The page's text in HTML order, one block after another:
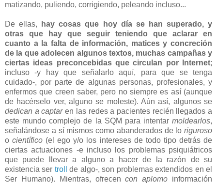
matizando, puliendo, corrigiendo, peleando incluso...
De ellas,
hay cosas que hoy día se han superado, y
otras que hay que seguir teniendo que aclarar en
cuanto a la falta de información, matices y concreción
de la que adolecen algunos textos, muchas campañas y
ciertas ideas preconcebidas que circulan por Internet;
incluso -y hay que señalarlo aquí, para que se tenga
cuidado-, por parte de algunas personas, profesionales, y
enfermos que creen saber, pero no siempre es así (aunque
de hacérselo ver, alguno se moleste). Aún así, algunos se
dedican a captaren las redes a pacientes recién llegados a
este mundo complejo de la SQM para intentar moldearlos,
señalándose a sí mismos como abanderados de lo riguroso
ocientífico (el ego y/o los intereses de todo tipo detrás de
ciertas actuaciones -e incluso los problemas psiquiátricos
que puede llevar a alguno a hacer de la razón de su
existencia ser troll
de algo-, son problemas extendidos en el
Ser Humano). Mientras, ofrecencon aplomo información